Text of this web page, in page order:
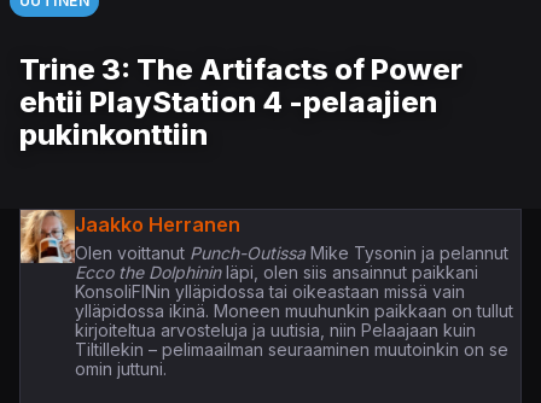
Trine 3: The Artifacts of Power
ehtii PlayStation 4 -pelaajien
pukinkonttiin
Jaakko Herranen
Olen voittanutPunch-OutissaMike Tysonin ja pelannut
Ecco the Dolphininläpi, olen siis ansainnut paikkani
KonsoliFINin ylläpidossa tai oikeastaan missä vain
ylläpidossa ikinä. Moneen muuhunkin paikkaan on tullut
kirjoiteltua arvosteluja ja uutisia, niin Pelaajaan kuin
Tiltillekin – pelimaailman seuraaminen muutoinkin on se
omin juttuni.